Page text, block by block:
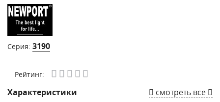
Серия: 3190
Рейтинг:
Характеристики смотреть все